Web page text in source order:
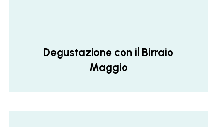
Degustazione con il Birraio
Maggio